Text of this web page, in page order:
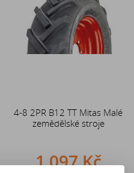
4-8 2PR B12 TT Mitas Malé
zemědělské stroje
1 097 Kč